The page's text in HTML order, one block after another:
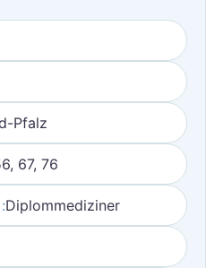
Pfalz
67, 76
Diplommediziner